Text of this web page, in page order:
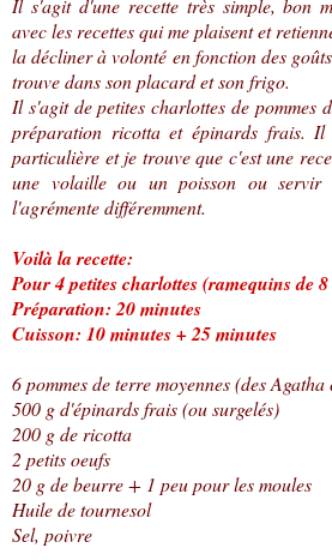
Il s'agit d'une recette très simple, bon
avec les recettes qui me plaisent et
la décliner à volonté en fonction des
trouve dans son placard et son frigo.
Il s'agit de petites charlottes de pommes
préparation ricotta et épinards frais.
particulière et je trouve que c'est une
une volaille ou un poisson ou
l'agrémente différemment.
Voilà la recette:
Pour 4 petites charlottes (ramequins de
Préparation: 20 minutes
Cuisson: 10 minutes + 25 minutes
6 pommes de terre moyennes (des Agatha
500 g d'épinards frais (ou surgelés)
200 g de ricotta
2 petits oeufs
20 g de beurre + 1 peu pour les moules
Huile de tournesol
Sel, poivre